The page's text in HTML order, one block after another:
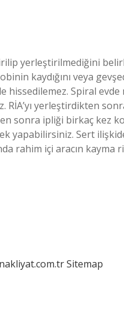
yerleştirilmediğini
kaydığını veya
Spiral evde
RİA’yı yerleştirdikten
sonra ipliği birkaç kez
yapabilirsiniz. Sert
rahim içi aracın kayma
Sitemap